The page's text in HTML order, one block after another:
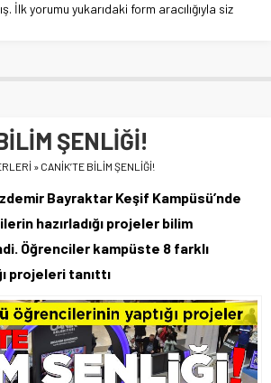
İlk yorumu yukarıdaki form aracılığıyla siz
ŞENLİĞİ!
» CANİK’TE BİLİM ŞENLİĞİ!
Bayraktar Keşif Kampüsü’nde
hazırladığı projeler bilim
Öğrenciler kampüste 8 farklı
projeleri tanıttı